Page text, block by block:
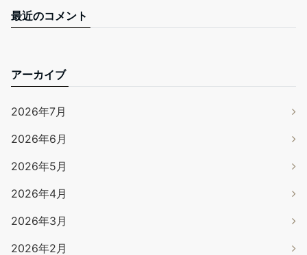
最近のコメント
アーカイブ
2026年7月
2026年6月
2026年5月
2026年4月
2026年3月
2026年2月